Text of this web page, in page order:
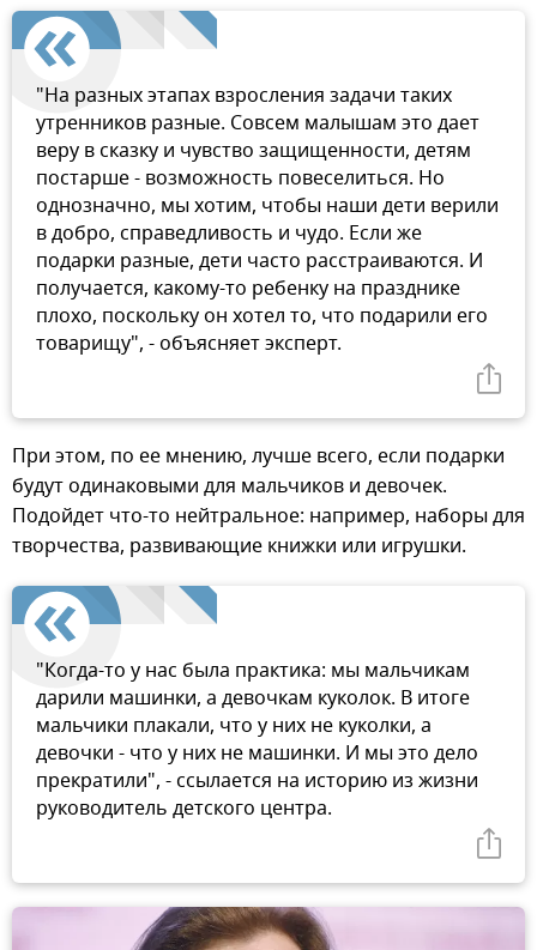
"На разных этапах взросления задачи таких
утренников разные. Совсем малышам это дает
веру в сказку и чувство защищенности, детям
постарше - возможность повеселиться. Но
однозначно, мы хотим, чтобы наши дети верили
в добро, справедливость и чудо. Если же
подарки разные, дети часто расстраиваются. И
получается, какому-то ребенку на празднике
плохо, поскольку он хотел то, что подарили его
товарищу", - объясняет эксперт.
При этом, по ее мнению, лучше всего, если подарки
будут одинаковыми для мальчиков и девочек.
Подойдет что-то нейтральное: например, наборы для
творчества, развивающие книжки или игрушки.
"Когда-то у нас была практика: мы мальчикам
дарили машинки, а девочкам куколок. В итоге
мальчики плакали, что у них не куколки, а
девочки - что у них не машинки. И мы это дело
прекратили", - ссылается на историю из жизни
руководитель детского центра.